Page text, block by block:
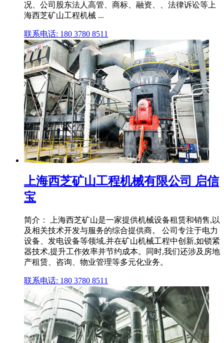
况、公司股东法人高管、商标、融资、、法律诉讼等上
海西芝矿山工程机械 ...
联系电话: 180 3780 8511
上海西芝矿山工程机械有限公司 启信
宝
简介： 上海西芝矿山是一家提供机械设备租赁和销售,以
及相关技术开发与服务的综合提供商。 公司专注于电力
设备、发电设备等领域,并在矿山机械工程中创新,如锁紧
器技术,提升工作效率并节约成本。同时,我们还涉及房地
产租赁、咨询、物业管理等多元化业务。
联系电话: 180 3780 8511